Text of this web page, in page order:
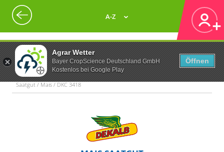
Agrar Wetter
Bayer CropScience Deutschland GmbH
Kostenlos bei Google Play
Öffnen
A-Z
Saatgut / Mais / DKC 3418